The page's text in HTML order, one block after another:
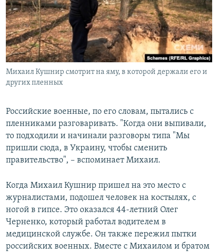
Михаил Кушнир смотрит на яму, в которой держали его и
других пленных
Российские военные, по его словам, пытались с
пленниками разговаривать. "Когда они выпивали,
то подходили и начинали разговоры типа "Мы
пришли сюда, в Украину, чтобы сменить
правительство", – вспоминает Михаил.
Когда Михаил Кушнир пришел на это место с
журналистами, подошел человек на костылях, с
ногой в гипсе. Это оказался 44-летний Олег
Черненко, который работал водителем в
медицинской службе. Он также пережил пытки
российских военных. Вместе с Михаилом и братом